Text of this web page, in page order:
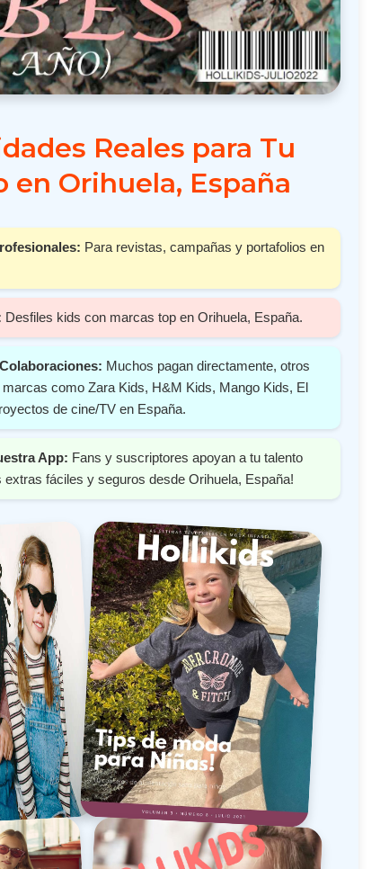
Reales para Tu
en Orihuela, España
Para revistas, campañas y portafolios en
Desfiles kids con marcas top en Orihuela, España.
Muchos pagan directamente, otros
como Zara Kids, H&M Kids, Mango Kids, El
de cine/TV en España.
App: Fans y suscriptores apoyan a tu talento
extras fáciles y seguros desde Orihuela, España!